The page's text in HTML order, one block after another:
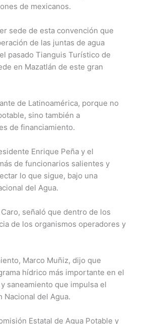
de mexicanos.
sede de esta convención que
de las juntas de agua
pasado Tianguis Turístico de
en Mazatlán de este gran
de Latinoamérica, porque no
sino también a
de financiamiento.
Enrique Peña y el
de funcionarios salientes y
lo que sigue, bajo una
del Agua.
señaló que dentro de los
de los organismos operadores y
Marco Muñiz, dijo que
hídrico más importante en el
saneamiento que impulsa el
Nacional del Agua.
Estatal de Agua Potable y